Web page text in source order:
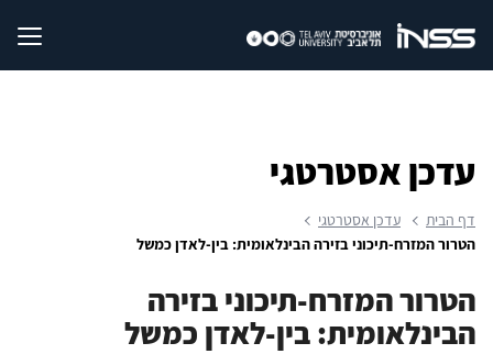
עדכן אסטרטגי
דף הבית
עדכן אסטרטגי
הטרור המזרח-תיכוני בזירה הבינלאומית: בין-לאדן כמשל
הטרור המזרח-תיכוני בזירה
הבינלאומית: בין-לאדן כמשל